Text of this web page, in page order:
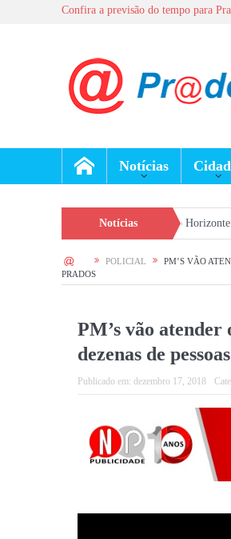
Confira a previsão do tempo para
Notícias
Notícias
São João del-Rei e Belo Horizonte são
HOME POLICIAL
PM’S VÃO
PRADOS
PM’s vão
dezenas de
Publicado em: dezembro 17, 2018